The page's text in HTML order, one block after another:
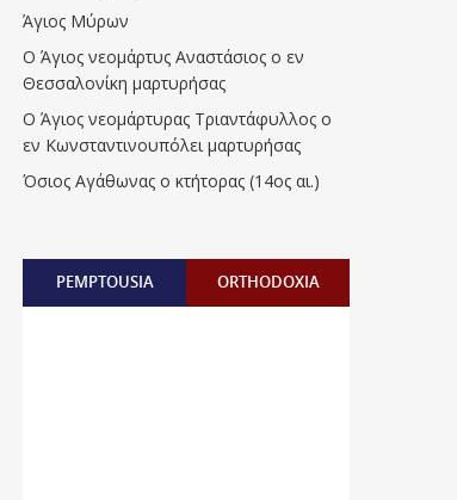
Άγιος Μύρων
Ο Άγιος νεομάρτυς Αναστάσιος ο εν
Θεσσαλονίκη μαρτυρήσας
Ο Άγιος νεομάρτυρας Τριαντάφυλλος ο
εν Κωνσταντινουπόλει μαρτυρήσας
Όσιος Αγάθωνας ο κτήτορας (14ος αι.)
PEMPTOUSIA ORTHODOXIA